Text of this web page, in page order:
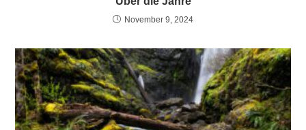
November 9, 2024